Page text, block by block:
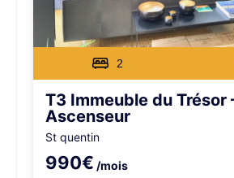
2
T3 Immeuble du Trésor
Ascenseur
St quentin
990€ /mois